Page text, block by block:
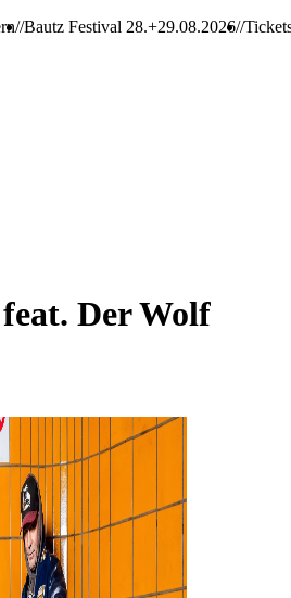
Festival 28.+29.08.2026 Tickets sichern
Der Wolf